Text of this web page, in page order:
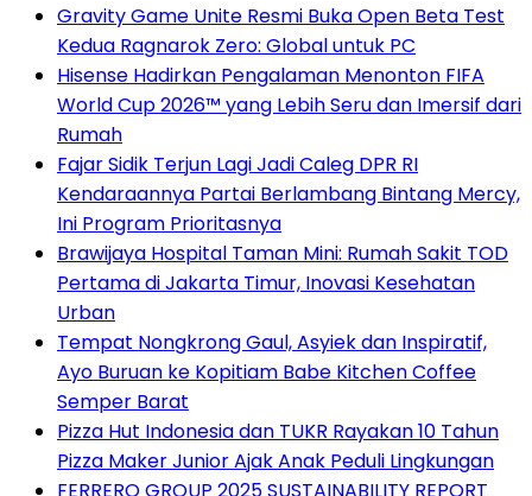
Gravity Game Unite Resmi Buka Open Beta Test
Kedua Ragnarok Zero: Global untuk PC
Hisense Hadirkan Pengalaman Menonton FIFA
World Cup 2026™ yang Lebih Seru dan Imersif dari
Rumah
Fajar Sidik Terjun Lagi Jadi Caleg DPR RI
Kendaraannya Partai Berlambang Bintang Mercy,
Ini Program Prioritasnya
Brawijaya Hospital Taman Mini: Rumah Sakit TOD
Pertama di Jakarta Timur, Inovasi Kesehatan
Urban
Tempat Nongkrong Gaul, Asyiek dan Inspiratif,
Ayo Buruan ke Kopitiam Babe Kitchen Coffee
Semper Barat
Pizza Hut Indonesia dan TUKR Rayakan 10 Tahun
Pizza Maker Junior Ajak Anak Peduli Lingkungan
FERRERO GROUP 2025 SUSTAINABILITY REPORT